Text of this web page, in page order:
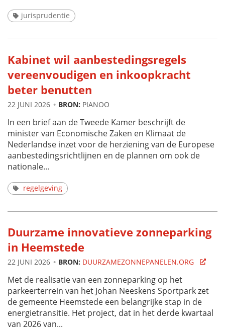
jurisprudentie
Kabinet wil aanbestedingsregels
vereenvoudigen en inkoopkracht
beter benutten
22 JUNI 2026 BRON: PIANOO
In een brief aan de Tweede Kamer beschrijft de
minister van Economische Zaken en Klimaat de
Nederlandse inzet voor de herziening van de Europese
aanbestedingsrichtlijnen en de plannen om ook de
nationale...
regelgeving
Duurzame innovatieve zonneparking
in Heemstede
22 JUNI 2026 BRON: DUURZAMEZONNEPANELEN.ORG
Met de realisatie van een zonneparking op het
parkeerterrein van het Johan Neeskens Sportpark zet
de gemeente Heemstede een belangrijke stap in de
energietransitie. Het project, dat in het derde kwartaal
van 2026 van...